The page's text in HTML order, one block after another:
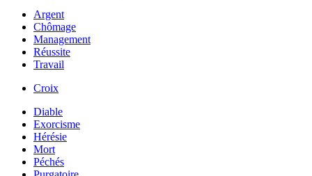
Argent
Chômage
Management
Réussite
Travail
Croix
Diable
Exorcisme
Hérésie
Mort
Péchés